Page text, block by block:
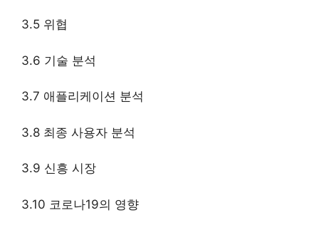
3.5 위협
3.6 기술 분석
3.7 애플리케이션 분석
3.8 최종 사용자 분석
3.9 신흥 시장
3.10 코로나19의 영향